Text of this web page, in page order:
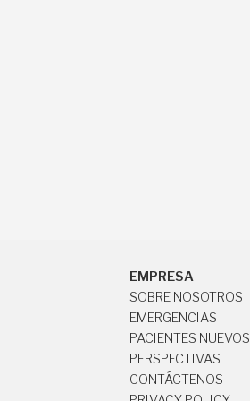
EMPRESA
SOBRE NOSOTROS
SOBRE NOSOTROS
EMERGENCIAS
EMERGENCIAS
PACIENTES NUEVOS
PACIENTES NUEVOS
PERSPECTIVAS
PERSPECTIVAS
CONTÁCTENOS